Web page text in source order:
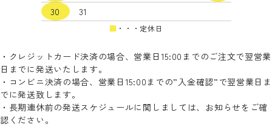
30
31
■ ・・・定休日
・クレジットカード決済の場合、営業日15:00までのご注文で翌営業
日までに発送いたします。
・コンビニ決済の場合、営業日15:00までの”入金確認”で翌営業日ま
でに発送致します。
・長期連休前の発送スケジュールに関しましては、お知らせをご確
認ください。